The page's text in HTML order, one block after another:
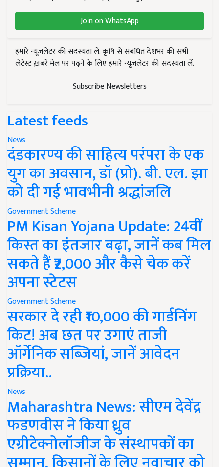
Join on WhatsApp
हमारे न्यूज़लेटर की सदस्यता लें. कृषि से संबंधित देशभर की सभी
लेटेस्ट ख़बरें मेल पर पढ़ने के लिए हमारे न्यूज़लेटर की सदस्यता लें.
Subscribe Newsletters
Latest feeds
News
दंडकारण्य की साहित्य परंपरा के एक
युग का अवसान, डॉ (प्रो). बी. एल. झा
को दी गई भावभीनी श्रद्धांजलि
Government Scheme
PM Kisan Yojana Update: 24वीं
किस्त का इंतजार बढ़ा, जानें कब मिल
सकते हैं ₹2,000 और कैसे चेक करें
अपना स्टेटस
Government Scheme
सरकार दे रही ₹10,000 की गार्डनिंग
किट! अब छत पर उगाएं ताजी
ऑर्गेनिक सब्जियां, जानें आवेदन
प्रक्रिया..
News
Maharashtra News: सीएम देवेंद्र
फडणवीस ने किया ध्रुव
एग्रीटेक्नोलॉजीज के संस्थापकों का